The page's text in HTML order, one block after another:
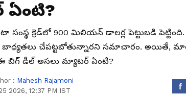
సంస్థ క్రెడ్‌లో 900 మిలియన్ డాలర్ల పెట్టుబడి
చేపట్టబోతున్నారని సమాచారం. అయితే, మార్క్
ఈ బిగ్ డీల్ అసలు మ్యాటర్ ఏంటి?
: Mahesh Rajamoni
2026, 12:37 PM IST